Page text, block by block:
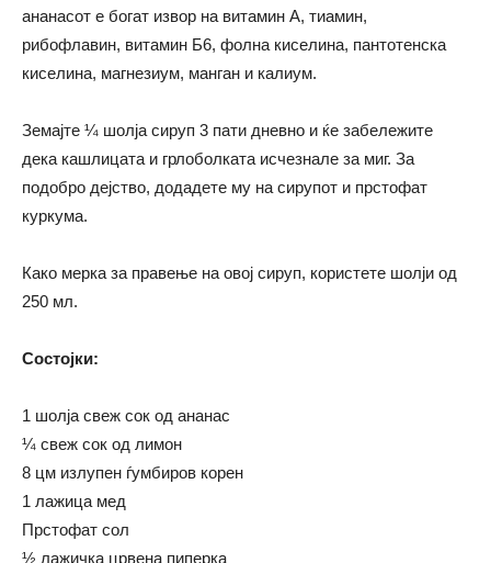
ананасот е богат извор на витамин А, тиамин,
рибофлавин, витамин Б6, фолна киселина, пантотенска
киселина, магнезиум, манган и калиум.
Земајте ¼ шолја сируп 3 пати дневно и ќе забележите
дека кашлицата и грлоболката исчезнале за миг. За
подобро дејство, додадете му на сирупот и прстофат
куркума.
Како мерка за правење на овој сируп, користете шолји од
250 мл.
Состојки:
1 шолја свеж сок од ананас
¼ свеж сок од лимон
8 цм излупен ѓумбиров корен
1 лажица мед
Прстофат сол
½ лажичка црвена пиперка